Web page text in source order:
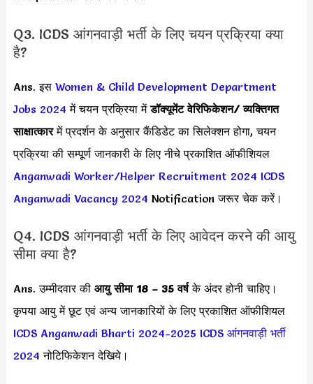
Q3. ICDS आंगनवाड़ी भर्ती के लिए चयन प्रक्रिया क्या
है?
Ans. इस Women & Child Development Department
Jobs 2024 में चयन प्रक्रिया मेंडॉक्यूमेंट वेरिफिकेशन/ व्यक्तिगत
साक्षात्कारमें प्रदर्शन के अनुसार कैंडिडेट का सिलेक्शन होगा, चयन
प्रक्रिया की सम्पूर्ण जानकारी के लिए नीचे प्रकाशित ऑफीशियल
Anganwadi Worker/Helper Recruitment 2024 ICDS
Anganwadi Vacancy 2024 Notification जरूर चेक करें।
Q4. ICDS आंगनवाड़ी भर्ती के लिए आवेदन करने की आयु
सीमा क्या है?
Ans. उम्मीदवार की आयु सीमा 18 – 35 वर्षके अंदर होनी चाहिए।
कृपया आयु में छूट एवं अन्य जानकारियों के लिए प्रकाशित ऑफीशियल
ICDS Anganwadi Bharti 2024-2025 ICDS आंगनवाड़ी भर्ती
2024 नोटिफिकेशन देखिये।